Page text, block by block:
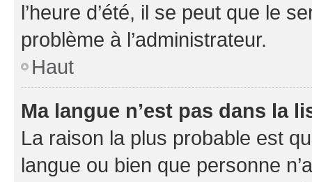
l’heure d’été, il se peut que le
problème à l’administrateur.
Haut
Ma langue n’est pas dans la
La raison la plus probable est
langue ou bien que personne